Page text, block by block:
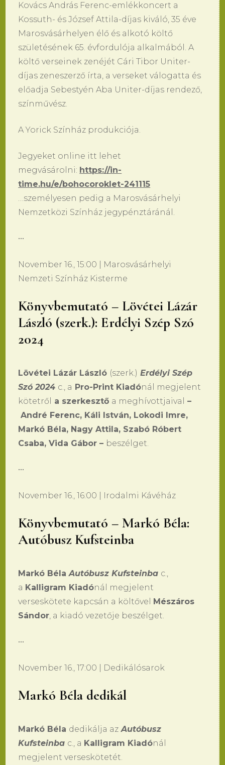
Kovács András Ferenc-emlékkoncert a
Kossuth- és József Attila-díjas kiváló, 35 éve
Marosvásárhelyen élő és alkotó költő
születésének 65. évfordulója alkalmából. A
költő verseinek zenéjét Cári Tibor Uniter-
díjas zeneszerző írta, a verseket válogatta és
előadja Sebestyén Aba Uniter-díjas rendező,
színművész.
A Yorick Színház produkciója.
Jegyeket online itt lehet
megvásárolni: https://in-
time.hu/e/bohocoroklet-241115
…személyesen pedig a Marosvásárhelyi
Nemzetközi Színház jegypénztáránál.
•••
November 16., 15:00 | Marosvásárhelyi
Nemzeti Színház Kisterme
Könyvbemutató – Lövétei Lázár
László (szerk.): Erdélyi Szép Szó
2024
Lövétei Lázár László (szerk.) Erdélyi Szép
Szó 2024 c., a Pro-Print Kiadónál megjelent
kötetről
a szerkesztő a meghívottjaival
–
André Ferenc, Káli István, Lokodi Imre,
Markó Béla, Nagy Attila, Szabó Róbert
Csaba, Vida Gábor – beszélget.
•••
November 16., 16:00 | Irodalmi Kávéház
Könyvbemutató – Markó Béla:
Autóbusz Kufsteinba
Markó Béla Autóbusz Kufsteinba c.,
a Kalligram Kiadónál megjelent
verseskötete kapcsán a költővel Mészáros
Sándor, a kiadó vezetője beszélget.
•••
November 16., 17:00 | Dedikálósarok
Markó Béla dedikál
Markó Béla dedikálja az Autóbusz
Kufsteinba c., a Kalligram Kiadónál
megjelent verseskötetét.